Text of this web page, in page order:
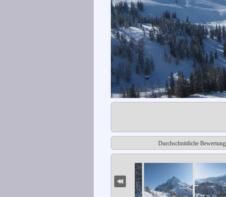
Durchschnittliche Bewertung